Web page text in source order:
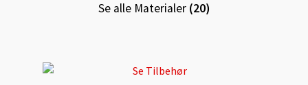
Se alle Materialer (20)